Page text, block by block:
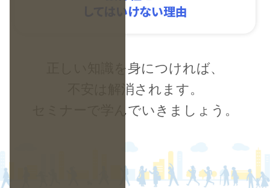
してはいけない理由
正しい知識を身につければ、
不安は解消されます。
セミナーで学んでいきましょう。